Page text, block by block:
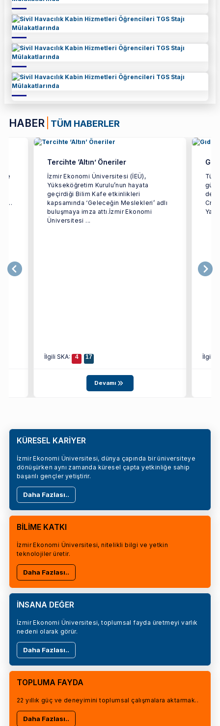
HABER TÜM HABERLER
...
Tercihte ‘Altın’ Öneriler
İzmir Ekonomi Üniversitesi (İEÜ),
Yükseköğretim Kurulu’nun hayata
geçirdiği Bilim Kafe etkinlikleri
kapsamında ‘Geleceğin Meslekleri’ adlı
buluşmaya imza attı.İzmir Ekonomi
Üniversitesi ...
İlgili SKA: 4 17
Devamı
İlgili
KÜRESEL KARİYER
İzmir Ekonomi Üniversitesi, dünya çapında bir üniversiteye
dönüşürken aynı zamanda küresel çapta yetkinliğe sahip
başarılı gençler yetiştirir.
Daha Fazlası..
BİLİME KATKI
İzmir Ekonomi Üniversitesi, nitelikli bilgi ve yetkin
teknolojiler üretir.
Daha Fazlası..
İNSANA DEĞER
İzmir Ekonomi Üniversitesi, toplumsal fayda üretmeyi varlık
nedeni olarak görür.
Daha Fazlası..
TOPLUMA FAYDA
22 yıllık güç ve deneyimini toplumsal çalışmalara aktarmak..
Daha Fazlası..